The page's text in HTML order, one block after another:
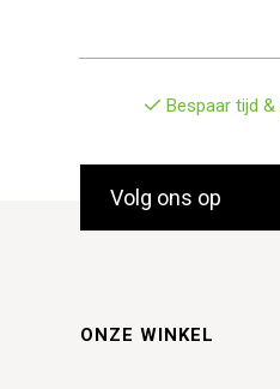
Bespaar tijd
Volg ons op
ONZE WINKEL